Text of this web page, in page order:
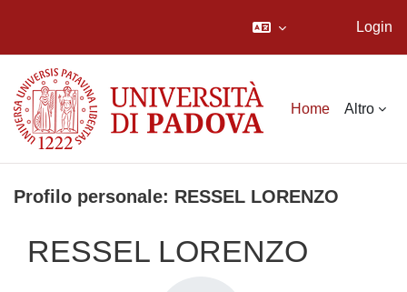
Login
Home Altro
Profilo personale: RESSEL LORENZO
RESSEL LORENZO